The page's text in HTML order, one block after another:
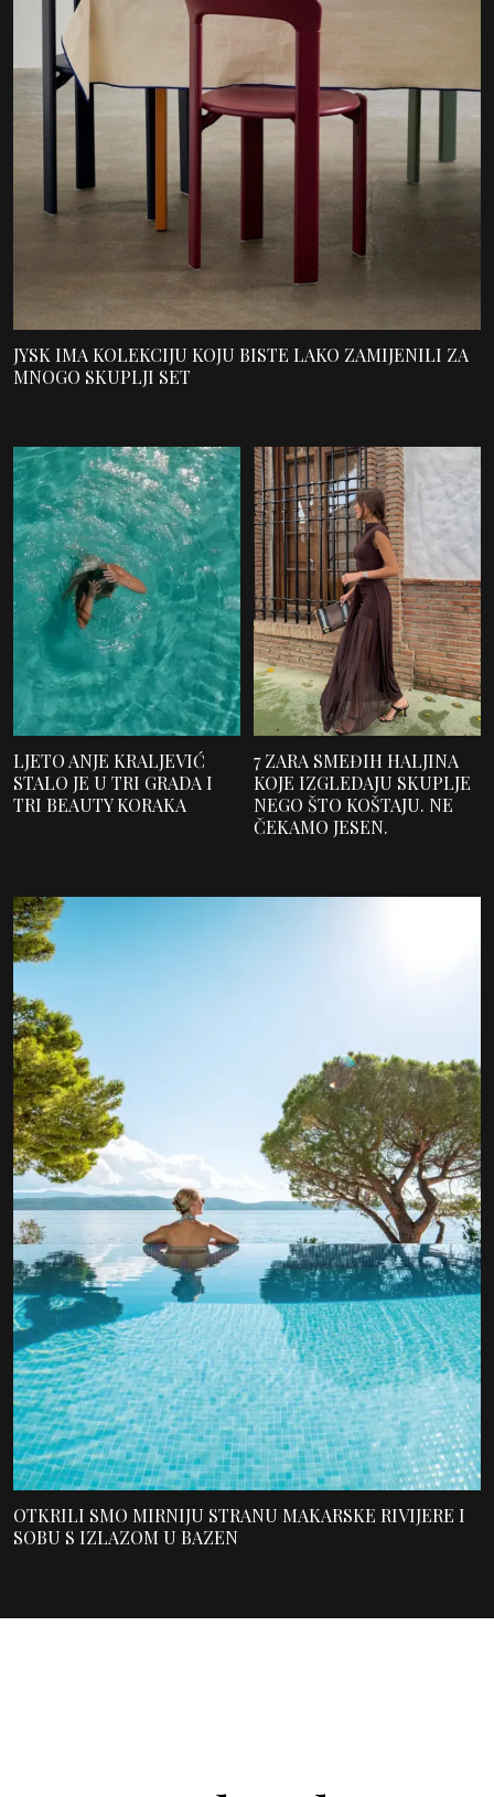
JYSK IMA KOLEKCIJU KOJU BISTE LAKO ZAMIJENILI ZA
MNOGO SKUPLJI SET
LJETO ANJE KRALJEVIĆ
STALO JE U TRI GRADA I
TRI BEAUTY KORAKA
7 ZARA SMEĐIH HALJINA
KOJE IZGLEDAJU SKUPLJE
NEGO ŠTO KOŠTAJU. NE
ČEKAMO JESEN.
OTKRILI SMO MIRNIJU STRANU MAKARSKE RIVIJERE I
SOBU S IZLAZOM U BAZEN